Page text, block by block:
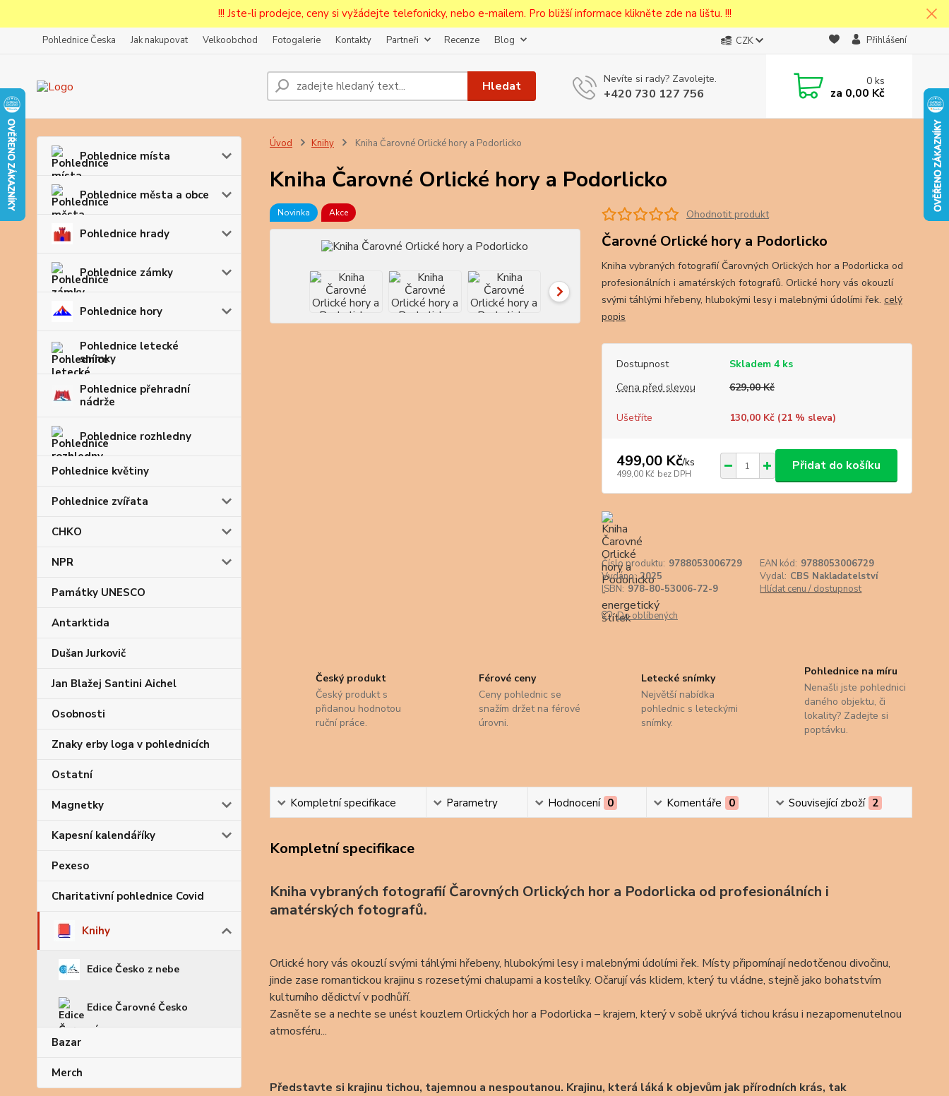
!!! Jste-li prodejce, ceny si vyžádejte telefonicky, nebo e-mailem. Pro bližší informace klikněte zde na lištu. !!!
Pohlednice Česka Jak nakupovat Velkoobchod Fotogalerie Kontakty Partneři Recenze Blog CZK Přihlášení
Hledat Nevíte si rady? Zavolejte.
+420 730 127 756
0ks
za 0,00 Kč
Pohlednice místa
Pohlednice města a obce
Pohlednice hrady
Pohlednice zámky
Pohlednice hory
Pohlednice letecké
snímky
Pohlednice přehradní
nádrže
Pohlednice rozhledny
Pohlednice květiny
Pohlednice zvířata
CHKO
NPR
Památky UNESCO
Antarktida
Dušan Jurkovič
Jan Blažej Santini Aichel
Osobnosti
Znaky erby loga v pohlednicích
Ostatní
Magnetky
Kapesní kalendáříky
Pexeso
Charitativní pohlednice Covid
Knihy
Edice Česko z nebe
Edice Čarovné Česko
Bazar
Merch
Úvod Knihy Kniha Čarovné Orlické hory a Podorlicko
Kniha Čarovné Orlické hory a Podorlicko
Novinka Akce Ohodnotit produkt
Čarovné Orlické hory a Podorlicko
Kniha vybraných fotografií Čarovných Orlických hor a Podorlicka od
profesionálních i amatérských fotografů. Orlické hory vás okouzlí
svými táhlými hřebeny, hlubokými lesy i malebnými údolími řek. celý
popis
Dostupnost
Skladem 4 ks
Cena před slevou
629,00 Kč
Ušetříte 130,00 Kč (21% sleva)
499,00 Kč/ks
499,00 Kč bez DPH
Přidat do košíku
Číslo produktu: 9788053006729 EAN kód: 9788053006729
Vydáno: 2025 Vydal: CBS Nakladatelství
ISBN: 978-80-53006-72-9 Hlídat cenu / dostupnost
Do oblíbených
Český produkt
Český produkt s
přidanou hodnotou
ruční práce.
Férové ceny
Ceny pohlednic se
snažím držet na férové
úrovni.
Letecké snímky
Největší nabídka
pohlednic s leteckými
snímky.
Pohlednice na míru
Nenašli jste pohlednici
daného objektu, či
lokality? Zadejte si
poptávku.
Kompletní specifikace Parametry Hodnocení 0 Komentáře 0 Související zboží 2
Kompletní specifikace
Kniha vybraných fotografií Čarovných Orlických hor a Podorlicka od profesionálních i
amatérských fotografů.
Orlické hory vás okouzlí svými táhlými hřebeny, hlubokými lesy i malebnými údolími řek. Místy připomínají nedotčenou divočinu,
jinde zase romantickou krajinu s rozesetými chalupami a kostelíky. Očarují vás klidem, který tu vládne, stejně jako bohatstvím
kulturního dědictví v podhůří.
Zasněte se a nechte se unést kouzlem Orlických hor a Podorlicka – krajem, který v sobě ukrývá tichou krásu i nezapomenutelnou
atmosféru...
Představte si krajinu tichou, tajemnou a nespoutanou. Krajinu, která láká k objevům jak přírodních krás, tak
Prodejcům bude po zaregistrování nastavena sleva, případně upravena cena v
první objednávce.
Souhlasím sezpracováním osobních údajůpro účely registrace.
Zavřít